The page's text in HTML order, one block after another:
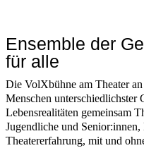
Ensemble der
für alle
Die VolXbühne am Theater
Menschen unterschiedlichster
Lebensrealitäten gemeinsam
Jugendliche und
Theatererfahrung, mit und